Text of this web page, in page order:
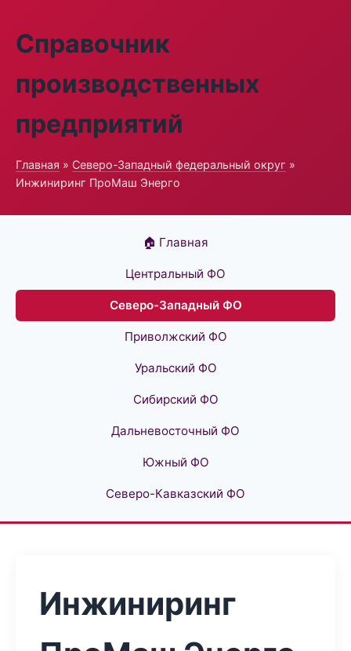
Справочник
производственных
предприятий
Главная » Северо-Западный федеральный округ »
Инжиниринг ПроМаш Энерго
🏠 Главная
Центральный ФО
Северо-Западный ФО
Приволжский ФО
Уральский ФО
Сибирский ФО
Дальневосточный ФО
Южный ФО
Северо-Кавказский ФО
Инжиниринг